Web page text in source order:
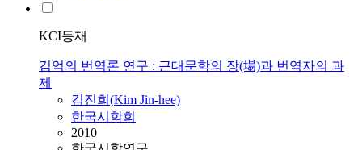
KCI등재
김억의 번역론 연구 : 근대문학의 장(場)과 번역자의 과
제
김진희(Kim Jin-hee)
한국시학회
2010